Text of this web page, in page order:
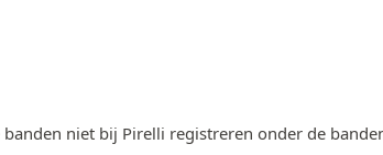
niet bij Pirelli registreren onder de